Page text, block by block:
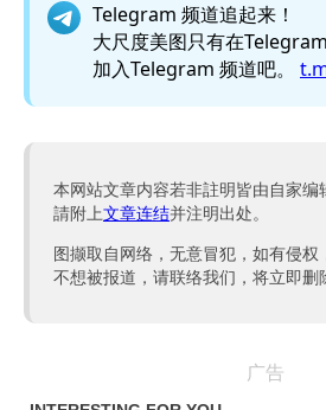
Telegram 频道追起来！
大尺度美图只有在
加入Telegram 频道吧。
本网站文章内容若非註明皆由自家编
請附上文章连结并注明出处。
图撷取自网络，无意冒犯，如有侵权
不想被报道，请联络我们，将立即删
广告